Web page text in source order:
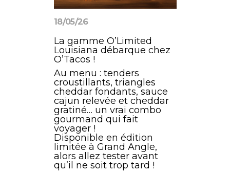
18/05/26
La gamme O’Limited
Louisiana débarque chez
O’Tacos !
Au menu : tenders
croustillants, triangles
cheddar fondants, sauce
cajun relevée et cheddar
gratiné… un vrai combo
gourmand qui fait
voyager !
Disponible en édition
limitée à Grand Angle,
alors allez tester avant
qu’il ne soit trop tard !